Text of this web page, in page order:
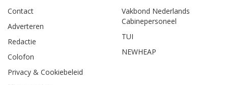
Contact
Adverteren
Redactie
Colofon
Privacy & Cookiebeleid
Vakbond Nederlands
Cabinepersoneel
TUI
NEWHEAP